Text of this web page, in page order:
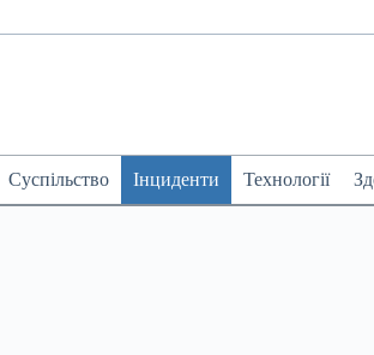
Суспільство Інциденти Технології